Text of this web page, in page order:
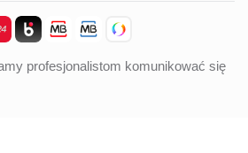
profesjonalistom komunikować się